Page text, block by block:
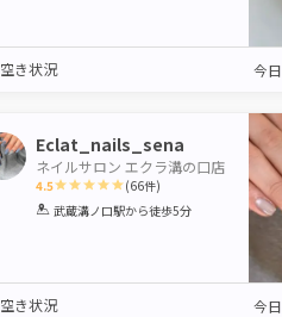
空き状況 今日
Eclat_nails_sena
ネイルサロン エクラ溝の口店
4.5
1 2 3 4 5
(66件)
武蔵溝ノ口駅から徒歩5分
空き状況 今日